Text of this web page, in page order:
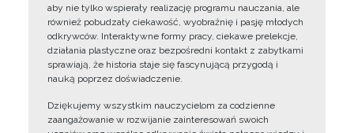
aby nie tylko wspierały realizację programu nauczania, ale
również pobudzały ciekawość, wyobraźnię i pasję młodych
odkrywców. Interaktywne formy pracy, ciekawe prelekcje,
działania plastyczne oraz bezpośredni kontakt z zabytkami
sprawiają, że historia staje się fascynującą przygodą i
nauką poprzez doświadczenie.
Dziękujemy wszystkim nauczycielom za codzienne
zaangażowanie w rozwijanie zainteresowań swoich